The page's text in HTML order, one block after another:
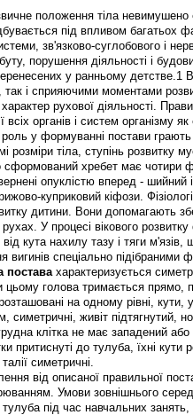
положення тіла
під впливом багатьох
зв'язково-суглобового і
порушення діяльності і
у ранньому детстве.1
і сприяючими моментами
характер рухової діяльності.
всіх органів і систем організму як
у формуванні постави грають
розміри тіла, ступінь розвитку
хребет має чотири
опуклістю вперед -
куприковий кіфози.
дитини. Вони допомагають
У процесі вікового
від кута нахилу тазу і тяги
вигинів спеціально підібраними
поставахарактеризується
цьому голова тримається прямо,
на одному рівні, кути,
симетричні, живіт підтягнутий,
клітка не має западений
притиснуті до тулуба, їхні кути
симетричні.
від описаної правильної
Умови зовнішнього
під час навчальних